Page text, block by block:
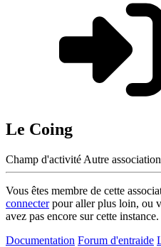
Le Coing
Champ d'activité Autre
Vous êtes membre de cette
connecterpour aller plus loin, ou
avez pas encore sur cette instance.
Documentation Forum d'entraide